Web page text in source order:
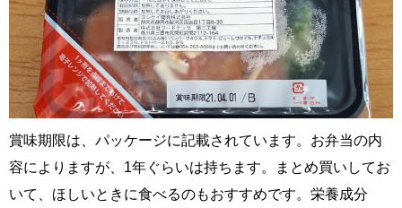
賞味期限は、パッケージに記載されています。お弁当の内
容によりますが、1年ぐらいは持ちます。まとめ買いしてお
いて、ほしいときに食べるのもおすすめです。栄養成分